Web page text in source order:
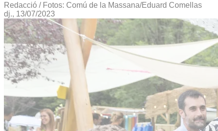
Redacció / Fotos: Comú de la Massana/Eduard Comellas
dj., 13/07/2023